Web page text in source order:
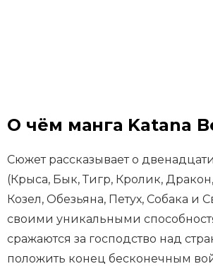
О чём манга Katana
Сюжет рассказывает о
(Крыса, Бык, Тигр, Кролик,
Козел, Обезьяна, Петух, Собака и
своими уникальными
сражаются за господство над
положить конец бесконечным